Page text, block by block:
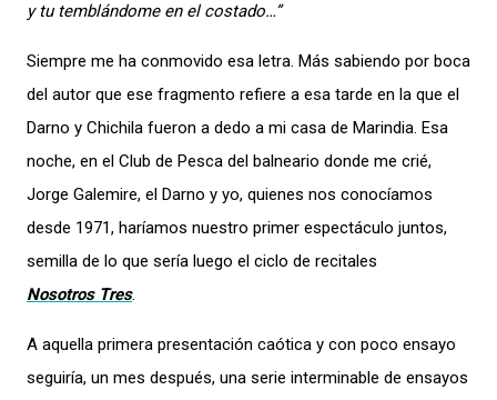
y tu temblándome en el costado…”
Siempre me ha conmovido esa letra. Más sabiendo por boca
del autor que ese fragmento refiere a esa tarde en la que el
Darno y Chichila fueron a dedo a mi casa de Marindia. Esa
noche, en el Club de Pesca del balneario donde me crié,
Jorge Galemire, el Darno y yo, quienes nos conocíamos
desde 1971, haríamos nuestro primer espectáculo juntos,
semilla de lo que sería luego el ciclo de recitales
Nosotros Tres.
A aquella primera presentación caótica y con poco ensayo
seguiría, un mes después, una serie interminable de ensayos